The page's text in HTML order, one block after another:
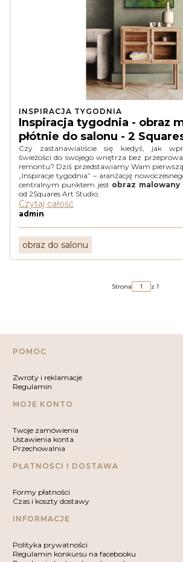
INSPIRACJA TYGODNIA
Inspiracja tygodnia - obraz
płótnie do salonu - 2
Czy zastanawialiście się kiedyś, jak
świeżości do swojego wnętrza bez
remontu? Dziś przedstawiamy Wam
„Inspiracje tygodnia” – aranżację
centralnym punktem jest obraz malowany
od 2Squares Art Studio.
Czytaj całość
admin
obraz do salonu
Strona z 1
Linki w stopce
POMOC
Zwroty i reklamacje
Regulamin
MOJE KONTO
Twoje zamówienia
Ustawienia konta
Przechowalnia
PŁATNOŚCI I DOSTAWA
Formy płatności
Czas i koszty dostawy
INFORMACJE
Polityka prywatności
Regulamin konkursu na facebooku